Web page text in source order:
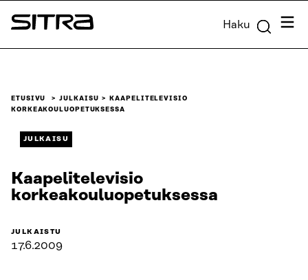
Siirry
suoraan
Sitra Haku
ETUSIVU JULKAISU
KAAPELITELEVISIO
KORKEAKOULUOPETUKSESSA
JULKAISU
Kaapelitelevisio
korkeakouluopetuksessa
JULKAISTU
17.6.2009